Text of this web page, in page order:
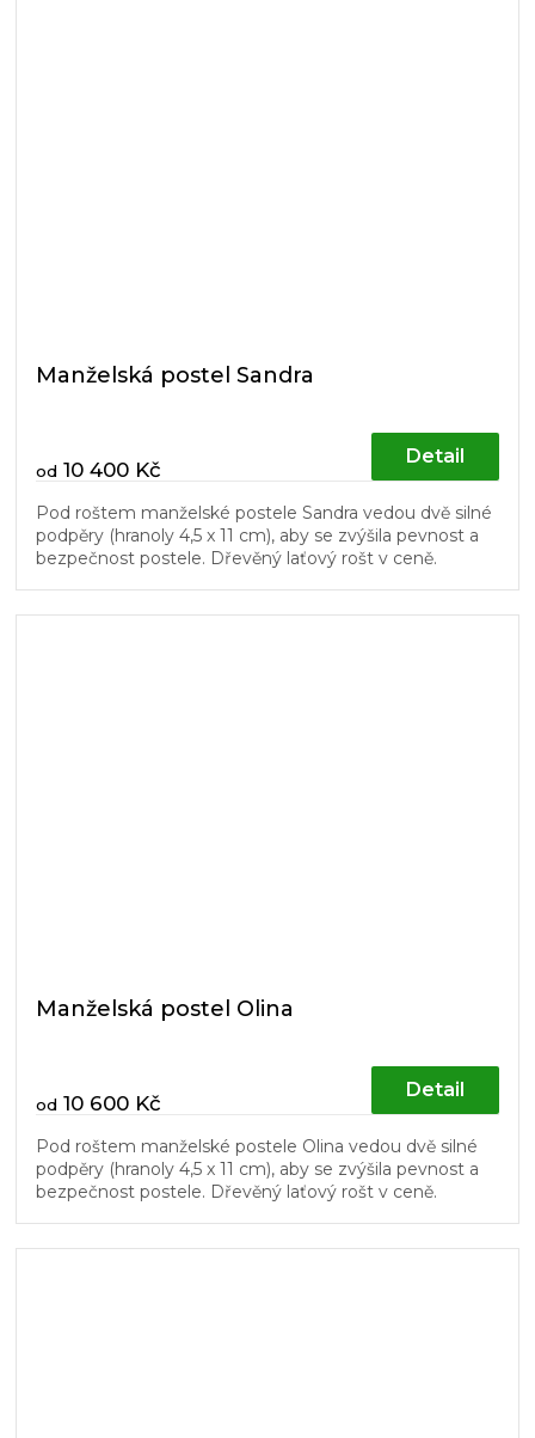
Manželská postel Sandra
od 10 400 Kč
Detail
Pod roštem manželské postele Sandra vedou dvě silné
podpěry (hranoly 4,5 x 11 cm), aby se zvýšila pevnost a
bezpečnost postele. Dřevěný laťový rošt v ceně.
Manželská postel Olina
od 10 600 Kč
Detail
Pod roštem manželské postele Olina vedou dvě silné
podpěry (hranoly 4,5 x 11 cm), aby se zvýšila pevnost a
bezpečnost postele. Dřevěný laťový rošt v ceně.